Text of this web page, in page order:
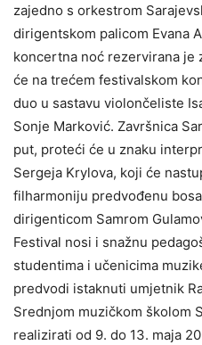
zajedno s orkestrom
dirigentskom palicom Evana
koncertna noć rezervirana je
će na trećem festivalskom
duo u sastavu violončeliste
Sonje Marković. Završnica
put, proteći će u znaku
Sergeja Krylova, koji će
filharmoniju predvođenu
dirigenticom Samrom
Festival nosi i snažnu
studentima i učenicima
predvodi istaknuti umjetnik
Srednjom muzičkom školom
realizirati od 9. do 13. maja